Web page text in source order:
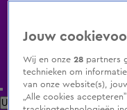
Uitzending Gemist Populaire
Jouw
Wij en onze28 partners
technieken om
van onze website(s),
„Alle cookies